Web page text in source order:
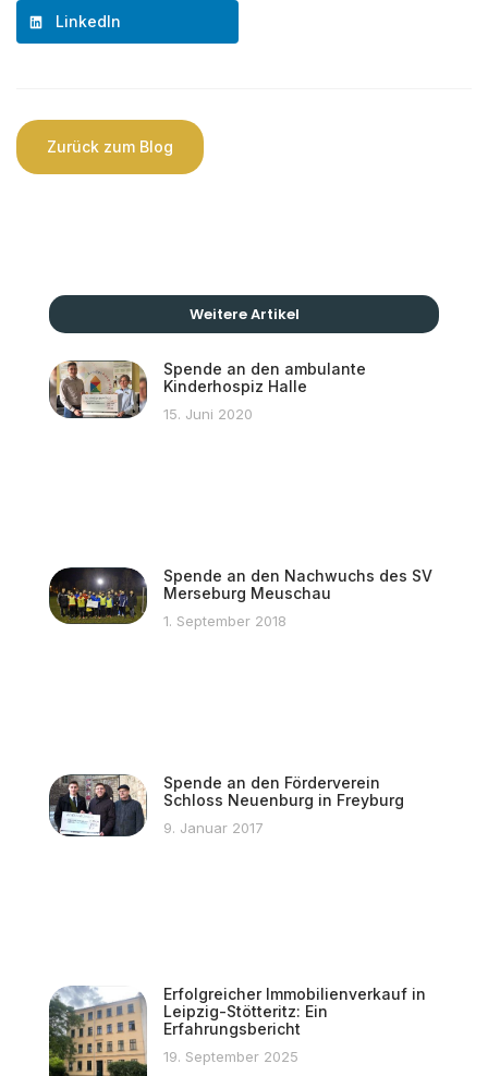
LinkedIn
Zurück zum Blog
Weitere Artikel
Spende an den ambulante
Kinderhospiz Halle
15. Juni 2020
Spende an den Nachwuchs des SV
Merseburg Meuschau
1. September 2018
Spende an den Förderverein
Schloss Neuenburg in Freyburg
9. Januar 2017
Erfolgreicher Immobilienverkauf in
Leipzig-Stötteritz: Ein
Erfahrungsbericht
19. September 2025